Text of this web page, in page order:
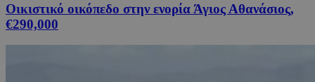
Οικιστικό οικόπεδο στην ενορία Άγιος Αθανάσιος,
€290,000